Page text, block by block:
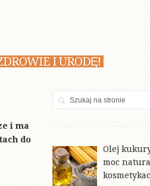
I URODĘ!
i ma
do
Olej
moc